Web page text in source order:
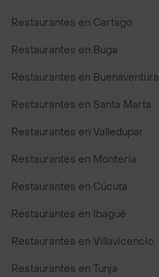
Restaurantes en Cartago
Restaurantes en Buga
Restaurantes en Buenaventura
Restaurantes en Santa Marta
Restaurantes en Valledupar
Restaurantes en Monteria
Restaurantes en Cúcuta
Restaurantes en Ibagué
Restaurantes en Villavicencio
Restaurantes en Tunja